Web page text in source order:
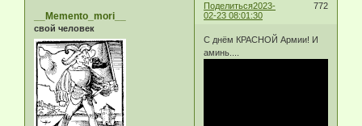
Поделиться 772
2023-
02-23 08:01:30
__Memento_mori__
свой человек
С днём КРАСНОЙ Армии! И
аминь....